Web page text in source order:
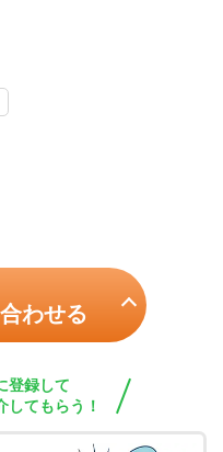
わせる
登録して
してもらう！